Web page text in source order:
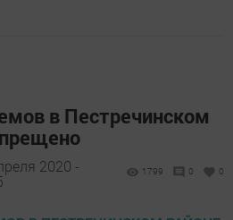
в Пестречинском
2020 -
1799 0 0